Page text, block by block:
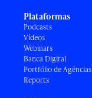
Plataformas
Podcasts
Vídeos
Webinars
Banca Digital
Portfólio de Agências
Reports